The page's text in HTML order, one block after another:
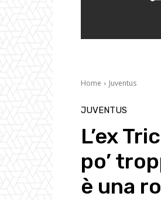
Home Juventus
JUVENTUS
L’ex
po’
è una